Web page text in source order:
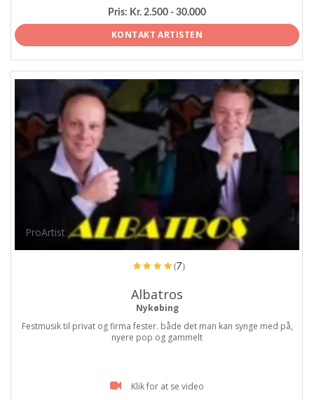
Pris: Kr. 2.500 - 30.000
KONTAKT ARTISTEN
ProArtist
(7)
Albatros
Nykøbing
Festmusik til privat og firma fester. både det man kan synge med på,
nyere pop og gammelt
Klik for at se video